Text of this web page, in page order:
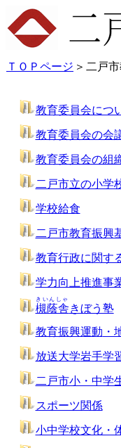
ＴＯＰページ ＞ 二戸
教育委員会につ
教育委員会の会
教育委員会の組
二戸市立の小学
学校給食
二戸市教育振興
教育行政に関す
学力向上推進事
槻蔭舎
きいんしゃ
きぼう塾
教育振興運動 ・
放送大学岩手学
二戸市小・中学
スポーツ関係
小中学校文化・